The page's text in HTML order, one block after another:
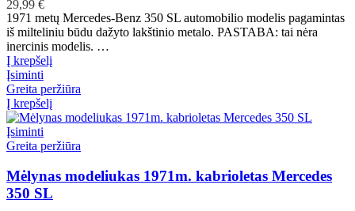
29,99 €
1971 metų Mercedes-Benz 350 SL automobilio modelis pagamintas
iš milteliniu būdu dažyto lakštinio metalo. PASTABA: tai nėra
inercinis modelis. …
Į krepšelį
Įsiminti
Greita peržiūra
Į krepšelį
Įsiminti
Greita peržiūra
Mėlynas modeliukas 1971m. kabrioletas Mercedes
350 SL